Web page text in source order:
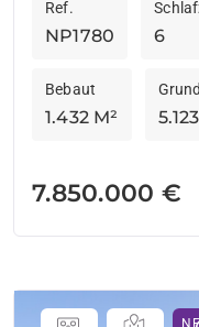
seinen Restaurants.
NP1780
Ref.
6
1.432 M²
Bebaut
7.850.000 €